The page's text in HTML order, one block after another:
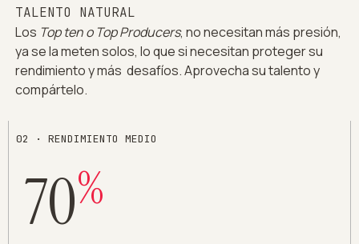
TALENTO NATURAL
Los Top ten o Top Producers, no necesitan más presión,
ya se la meten solos, lo que si necesitan proteger su
rendimiento y más desafíos. Aprovecha su talento y
compártelo.
02 · RENDIMIENTO MEDIO
70%